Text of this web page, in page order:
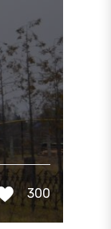
300